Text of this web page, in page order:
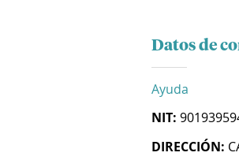
Datos de
Ayuda
NIT:
DIRECCIÓN: